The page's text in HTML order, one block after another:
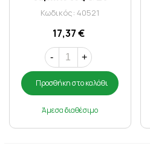
κάψουλες
Κωδικός: 40521
17,37 €
- +
Προσθήκη στο καλάθι
Άμεσα διαθέσιμο